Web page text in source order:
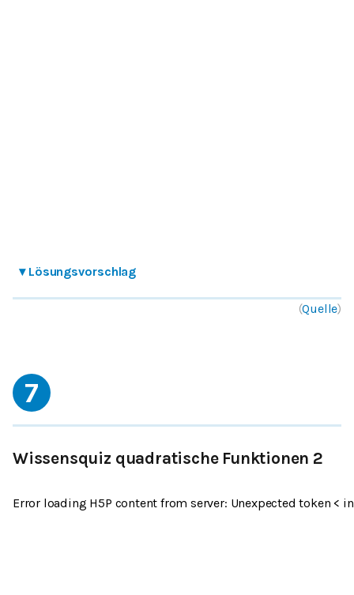
▾ Lösungsvorschlag
(Quelle)
7
Wissensquiz quadratische Funktionen 2
Error loading H5P content from server: Unexpected token <